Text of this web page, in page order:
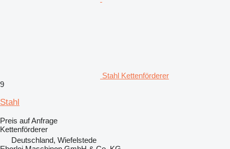
Stahl Kettenförderer
9
Stahl
Preis auf Anfrage
Kettenförderer
Deutschland, Wiefelstede